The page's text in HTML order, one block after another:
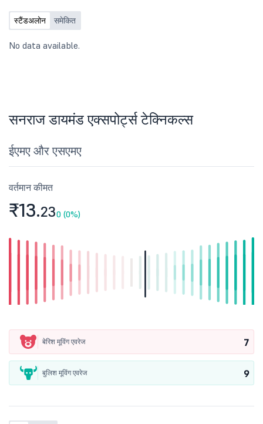
स्टैंडअलोन समेकित
No data available.
सनराज डायमंड एक्सपोर्ट्स टेक्निकल्स
ईएमए और एसएमए
वर्तमान कीमत
₹13.230 (0%)
बेरिश मूविंग एवरेज 7
बुलिश मूविंग एवरेज 9